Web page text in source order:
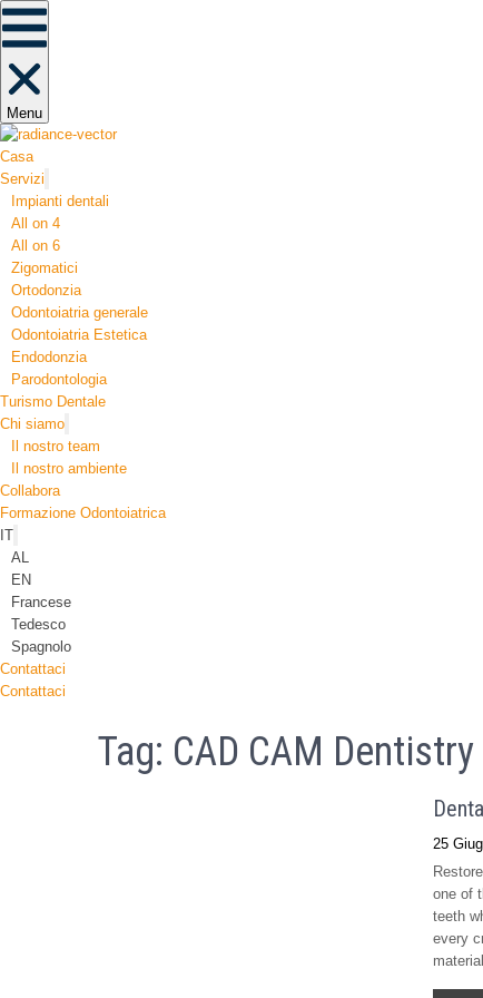
Menu
Casa
Servizi
Impianti dentali
All on 4
All on 6
Zigomatici
Ortodonzia​
Odontoiatria generale
Odontoiatria Estetica
Endodonzia
Parodontologia
Turismo Dentale
Chi siamo
Il nostro team
Il nostro ambiente
Collabora
Formazione Odontoiatrica
IT
AL
EN
Francese
Tedesco
Spagnolo
Contattaci
Contattaci
Tag: CAD CAM Dentistry
25
one of
teeth
every